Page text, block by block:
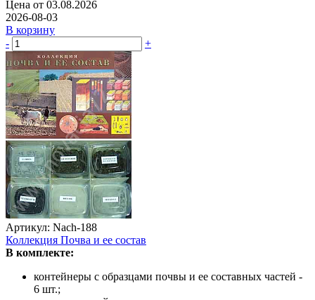
Цена от 03.08.2026
2026-08-03
В корзину
-
+
Артикул: Nach-188
Коллекция Почва и ее состав
В комплекте:
контейнеры с образцами почвы и ее составных частей -
6 шт.;